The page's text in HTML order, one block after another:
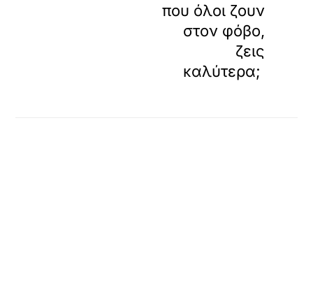
που όλοι ζουν
στον φόβο,
ζεις
καλύτερα;